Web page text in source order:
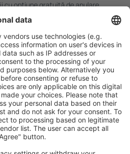
cu opțiune gratuită de anulare.
mult
oferte speciale pentru utilizatorii
de opţiuni: hoteluri, cabane,
de către utilizatorii eSky